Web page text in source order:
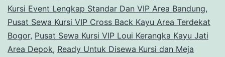
Kursi Event Lengkap Standar Dan VIP Area Bandung,
Pusat Sewa Kursi VIP Cross Back Kayu Area Terdekat
Bogor, Pusat Sewa Kursi VIP Loui Kerangka Kayu Jati
Area Depok, Ready Untuk Disewa Kursi dan Meja